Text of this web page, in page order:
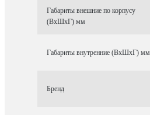
Габариты внешние по корпусу
(ВхШхГ) мм
Габариты внутренние (ВхШхГ) мм
Бренд